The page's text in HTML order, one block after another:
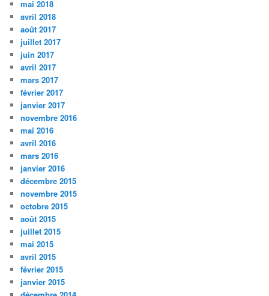
mai 2018
avril 2018
août 2017
juillet 2017
juin 2017
avril 2017
mars 2017
février 2017
janvier 2017
novembre 2016
mai 2016
avril 2016
mars 2016
janvier 2016
décembre 2015
novembre 2015
octobre 2015
août 2015
juillet 2015
mai 2015
avril 2015
février 2015
janvier 2015